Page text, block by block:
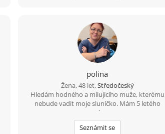
Vzájemné sympatie tam musí být trochu té
chemie též. Ač je seznamka velký otazník věřím
že se ten pravý jistě najde. Moje představa fotky
o.k. pojď se sejít a buď bude nějaké příště nebo
si popřejeme štěstí a život jde dál :-))
polina
Žena, 48 let,Středočeský
Hledám hodného a milujícího muže, kterému
nebude vadit moje sluníčko. Mám 5 letého
synka.
Seznámit se